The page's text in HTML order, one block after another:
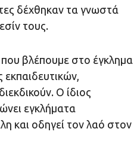
δέχθηκαν τα γνωστά
τους.
που βλέπουμε στο έγκλημα
Ο ίδιος
εγκλήματα
και οδηγεί τον λαό στον